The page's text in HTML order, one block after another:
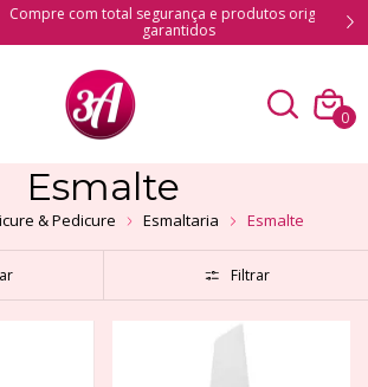
com total segurança e produtos originais
garantidos
0
Esmalte
& Pedicure Esmaltaria Esmalte
Filtrar